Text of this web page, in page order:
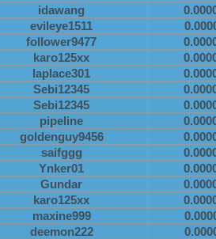
idawang
evileye1511
follower9477
karo125xx
laplace301
Sebi12345
Sebi12345
pipeline
goldenguy9456
saifggg
Ynker01
Gundar
karo125xx
maxine999
deemon222